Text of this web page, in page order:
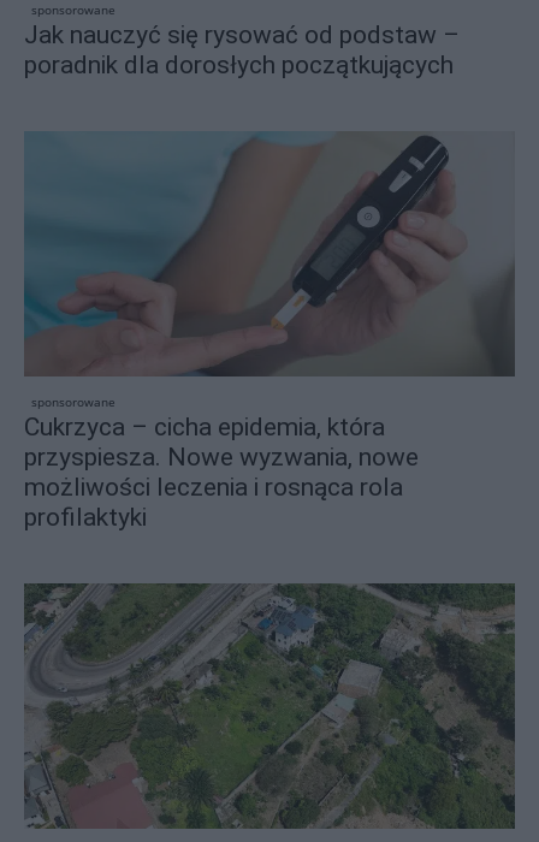
sponsorowane
Jak nauczyć się rysować od podstaw –
poradnik dla dorosłych początkujących
sponsorowane
Cukrzyca – cicha epidemia, która
przyspiesza. Nowe wyzwania, nowe
możliwości leczenia i rosnąca rola
profilaktyki